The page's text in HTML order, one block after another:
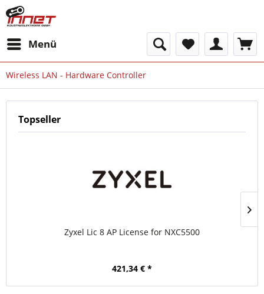
Menü
Wireless LAN - Hardware Controller
Topseller
Zyxel Lic 8 AP License for NXC5500
421,34 € *